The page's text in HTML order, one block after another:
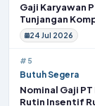
Gaji Karyawan
Tunjangan
24 Jul 2026
#5
Butuh Segera
Nominal Gaji
Rutin Insentif